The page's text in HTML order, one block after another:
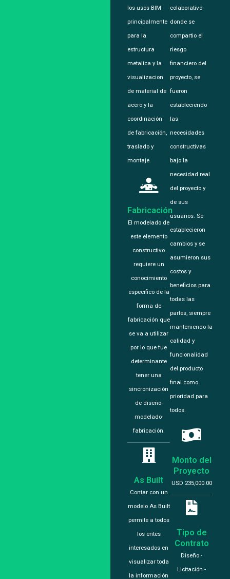
los usos BIM
principalmente
para la
estructura
metalica y la
visualizacion
de material de
acero y la
coordinación
de fabricación,
traslado y
montaje.
Fabricación
El modelado de
este elemento
constructivo
requiere un
conocimiento
especifico de la
forma de
fabricación que
se va a utilizar
por lo que fue
determinante
tener una
sincronización
de diseño-
modelado-
fabricación.
As Built
Contar con un
modelo As Built
permite a todos
los entes
interesados en
visualizar toda
la información
colaborativo
donde se
compartio el
riesgo
financiero del
proyecto, se
fueron
estableciendo
las
necesidades
constructivas
bajo la
necesidad real
del proyecto y
de sus
usuarios. Se
establecieron
cambios y se
asumieron sus
costos y
beneficios para
todas las
partes, siempre
manteniendo la
calidad y
funcionalidad
del producto
final como
prioridad para
todos.
Monto del
Proyecto
USD 235,000.00
Tipo de
Contrato
Diseño -
Licitación -